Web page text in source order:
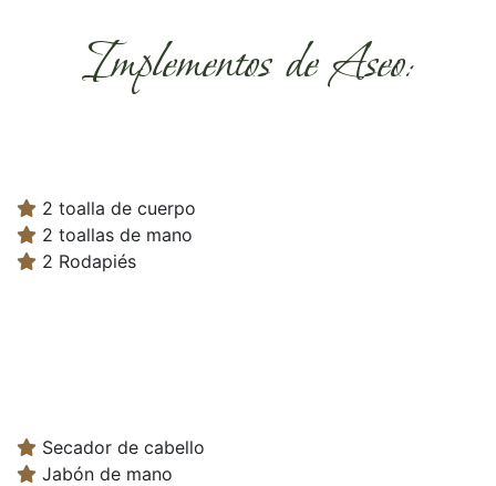
Implementos de Aseo:
2 toalla de cuerpo
2 toallas de mano
2 Rodapiés
Secador de cabello
Jabón de mano